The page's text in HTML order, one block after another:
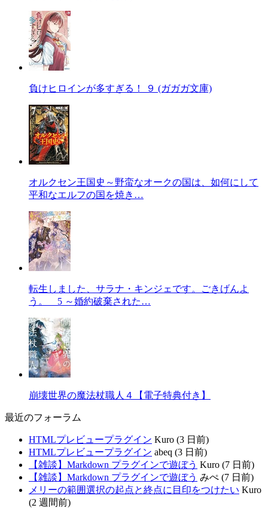
負けヒロインが多すぎる！ ９ (ガガガ文庫)
オルクセン王国史～野蛮なオークの国は、如何にして
平和なエルフの国を焼き…
転生しました、サラナ・キンジェです。ごきげんよ
う。 5 ～婚約破棄された…
崩壊世界の魔法杖職人４【電子特典付き】
最近のフォーラム
HTMLプレビュープラグイン Kuro (3 日前)
HTMLプレビュープラグイン abeq (3 日前)
【雑談】Markdown プラグインで遊ぼう Kuro (7 日前)
【雑談】Markdown プラグインで遊ぼう みぺ (7 日前)
メリーの範囲選択の起点と終点に目印をつけたい Kuro
(2 週間前)